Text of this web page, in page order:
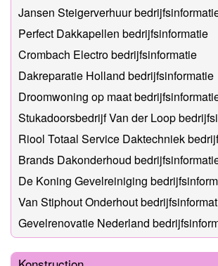
Jansen Steigerverhuur
Perfect Dakkapellen bedrijfsinformatie
Crombach Electro bedrijfsinformatie
Dakreparatie Holland bedrijfsinformatie
Droomwoning op maat
Stukadoorsbedrijf Van der Loop
Riool Totaal Service Daktechniek
Brands Dakonderhoud
De Koning Gevelreiniging
Van Stiphout Onderhout
Gevelrenovatie Nederland